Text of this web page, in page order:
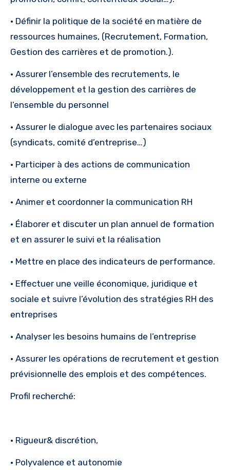
• Définir la politique de la société en matière de
ressources humaines, (Recrutement, Formation,
Gestion des carrières et de promotion.).
• Assurer l’ensemble des recrutements, le
développement et la gestion des carrières de
l’ensemble du personnel
• Assurer le dialogue avec les partenaires sociaux
(syndicats, comité d’entreprise…)
• Participer à des actions de communication
interne ou externe
• Animer et coordonner la communication RH
• Élaborer et discuter un plan annuel de formation
et en assurer le suivi et la réalisation
• Mettre en place des indicateurs de performance.
• Effectuer une veille économique, juridique et
sociale et suivre l’évolution des stratégies RH des
entreprises
• Analyser les besoins humains de l’entreprise
• Assurer les opérations de recrutement et gestion
prévisionnelle des emplois et des compétences.
Profil recherché:
• Rigueur& discrétion,
• Polyvalence et autonomie